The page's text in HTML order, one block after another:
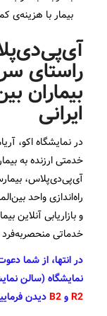
بیمار با هزینه‌ی
راستای
بیماران
ایرانی
در نمایشگاه اکو،
خدمتی ارزنده به
آی‌پی‌دی‌پلاس،
راه‌اندازی واحد
و بازاریابی آنلاین
خدماتی منحصربه‌فرد
در انتها، از شما
نمایشگاه (سالن
R2وB2دیدن